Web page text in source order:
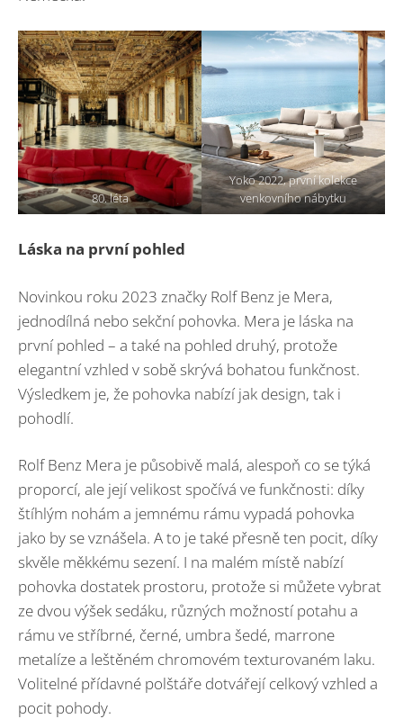
80. léta
Yoko 2022, první kolekce
venkovního nábytku
Láska na první pohled
Novinkou roku 2023 značky Rolf Benz je Mera,
jednodílná nebo sekční pohovka. Mera je láska na
první pohled – a také na pohled druhý, protože
elegantní vzhled v sobě skrývá bohatou funkčnost.
Výsledkem je, že pohovka nabízí jak design, tak i
pohodlí.
Rolf Benz Mera je působivě malá, alespoň co se týká
proporcí, ale její velikost spočívá ve funkčnosti: díky
štíhlým nohám a jemnému rámu vypadá pohovka
jako by se vznášela. A to je také přesně ten pocit, díky
skvěle měkkému sezení. I na malém místě nabízí
pohovka dostatek prostoru, protože si můžete vybrat
ze dvou výšek sedáku, různých možností potahu a
rámu ve stříbrné, černé, umbra šedé, marrone
metalíze a leštěném chromovém texturovaném laku.
Volitelné přídavné polštáře dotvářejí celkový vzhled a
pocit pohody.